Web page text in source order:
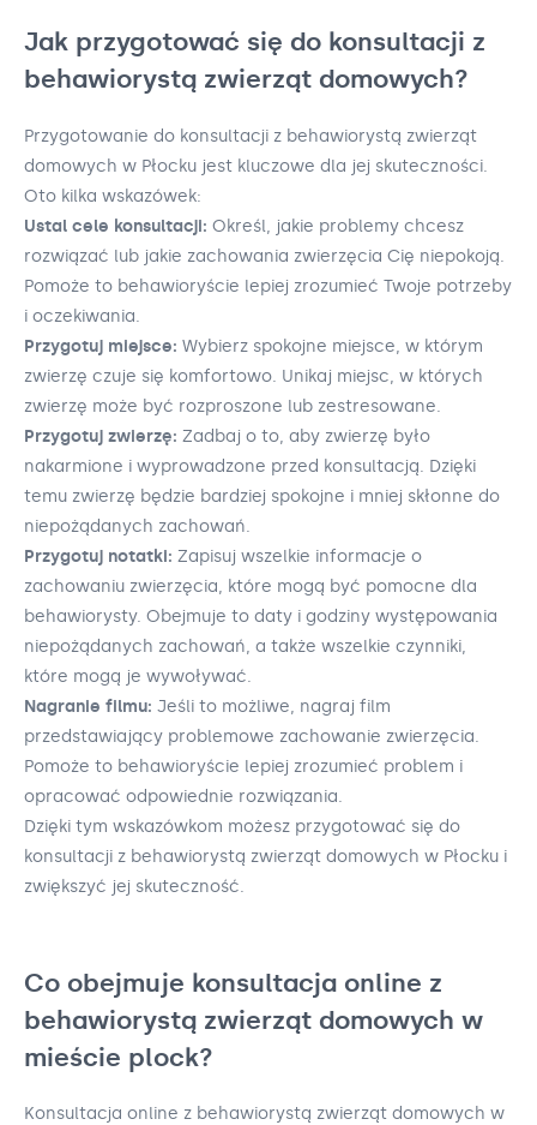
Jak przygotować się do konsultacji z
behawiorystą zwierząt domowych?
Przygotowanie do konsultacji z behawiorystą zwierząt
domowych w Płocku jest kluczowe dla jej skuteczności.
Oto kilka wskazówek:
Ustal cele konsultacji: Określ, jakie problemy chcesz
rozwiązać lub jakie zachowania zwierzęcia Cię niepokoją.
Pomoże to behawioryście lepiej zrozumieć Twoje potrzeby
i oczekiwania.
Przygotuj miejsce: Wybierz spokojne miejsce, w którym
zwierzę czuje się komfortowo. Unikaj miejsc, w których
zwierzę może być rozproszone lub zestresowane.
Przygotuj zwierzę: Zadbaj o to, aby zwierzę było
nakarmione i wyprowadzone przed konsultacją. Dzięki
temu zwierzę będzie bardziej spokojne i mniej skłonne do
niepożądanych zachowań.
Przygotuj notatki: Zapisuj wszelkie informacje o
zachowaniu zwierzęcia, które mogą być pomocne dla
behawiorysty. Obejmuje to daty i godziny występowania
niepożądanych zachowań, a także wszelkie czynniki,
które mogą je wywoływać.
Nagranie filmu: Jeśli to możliwe, nagraj film
przedstawiający problemowe zachowanie zwierzęcia.
Pomoże to behawioryście lepiej zrozumieć problem i
opracować odpowiednie rozwiązania.
Dzięki tym wskazówkom możesz przygotować się do
konsultacji z behawiorystą zwierząt domowych w Płocku i
zwiększyć jej skuteczność.
Co obejmuje konsultacja online z
behawiorystą zwierząt domowych w
mieście plock?
Konsultacja online z behawiorystą zwierząt domowych w